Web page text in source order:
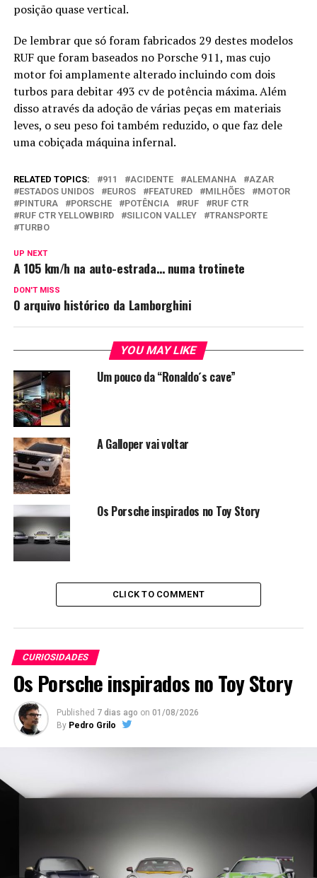
posição quase vertical.
De lembrar que só foram fabricados 29 destes modelos
RUF que foram baseados no Porsche 911, mas cujo
motor foi amplamente alterado incluindo com dois
turbos para debitar 493 cv de potência máxima. Além
disso através da adoção de várias peças em materiais
leves, o seu peso foi também reduzido, o que faz dele
uma cobiçada máquina infernal.
RELATED TOPICS: 911 ACIDENTE ALEMANHA
AZAR
ESTADOS UNIDOS
EUROS FEATURED MILHÕES
MOTOR
PINTURA
PORSCHE POTÊNCIA RUF
RUF CTR
RUF CTR YELLOWBIRD
SILICON VALLEY
TRANSPORTE
TURBO
UP NEXT
A 105 km/h na auto-estrada… numa trotinete
DON'T MISS
O arquivo histórico da Lamborghini
YOU MAY LIKE
Um pouco da “Ronaldo´s cave”
A Galloper vai voltar
Os Porsche inspirados no Toy Story
CLICK TO COMMENT
CURIOSIDADES
Os Porsche inspirados no Toy Story
Published 7 dias ago on 01/08/2026
By Pedro Grilo